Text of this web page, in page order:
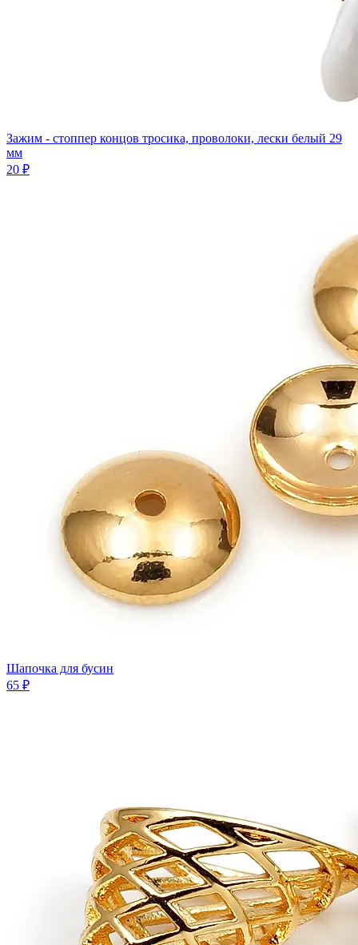
Зажим - стоппер концов тросика, проволоки, лески белый 29
мм
20 ₽
Шапочка для бусин
65 ₽